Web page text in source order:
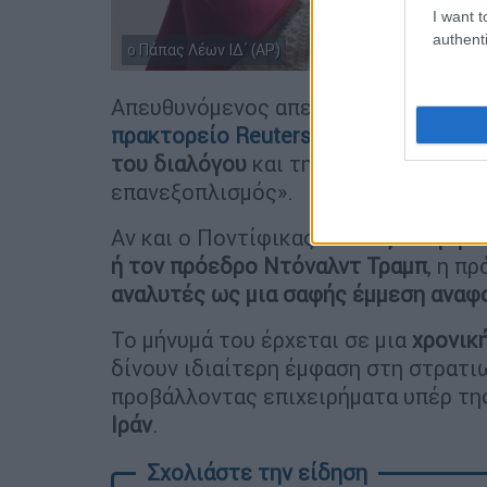
I want
ο Πάπας Λέων ΙΔ΄ (ΑP)
Απευθυνόμενος απευθείας στους
πρακτορείο Reuters : «Σταματήστε!
του διαλόγου και της
επανεξοπλισμός».
Αν και ο Ποντίφικαςεπέλεξε να μην
ή τον πρόεδρο Ντόναλντ Τραμπ, η
αναλυτές ως μια σαφής έμμεση
Το μήνυμά του έρχεται σε μια
δίνουν ιδιαίτερη έμφαση στη
προβάλλοντας επιχειρήματα υπέρ
Ιράν.